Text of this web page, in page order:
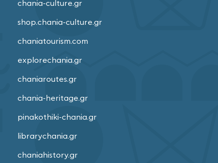
chania-culture.gr
shop.chania-culture.gr
chaniatourism.com
explorechania.gr
chaniaroutes.gr
chania-heritage.gr
pinakothiki-chania.gr
librarychania.gr
chaniahistory.gr